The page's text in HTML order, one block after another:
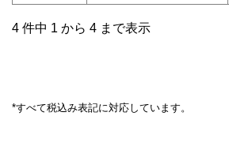
4 件中 1 から 4 まで表示
*すべて税込み表記に対応しています。